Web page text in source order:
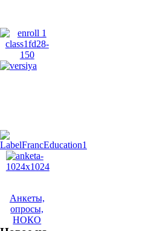
Анкеты,
опросы,
НОКО